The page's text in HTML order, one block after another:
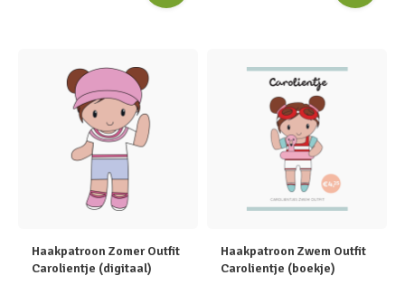
Haakpatroon Zomer Outfit
Carolientje (digitaal)
Haakpatroon Zwem Outfit
Carolientje (boekje)